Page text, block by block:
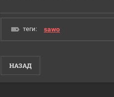
теги: sawo
НАЗАД